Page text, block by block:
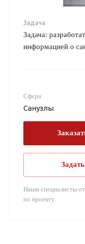
Задача
Задача:
информацией о
Сфера
Санузлы
Наши специалисты
по проекту